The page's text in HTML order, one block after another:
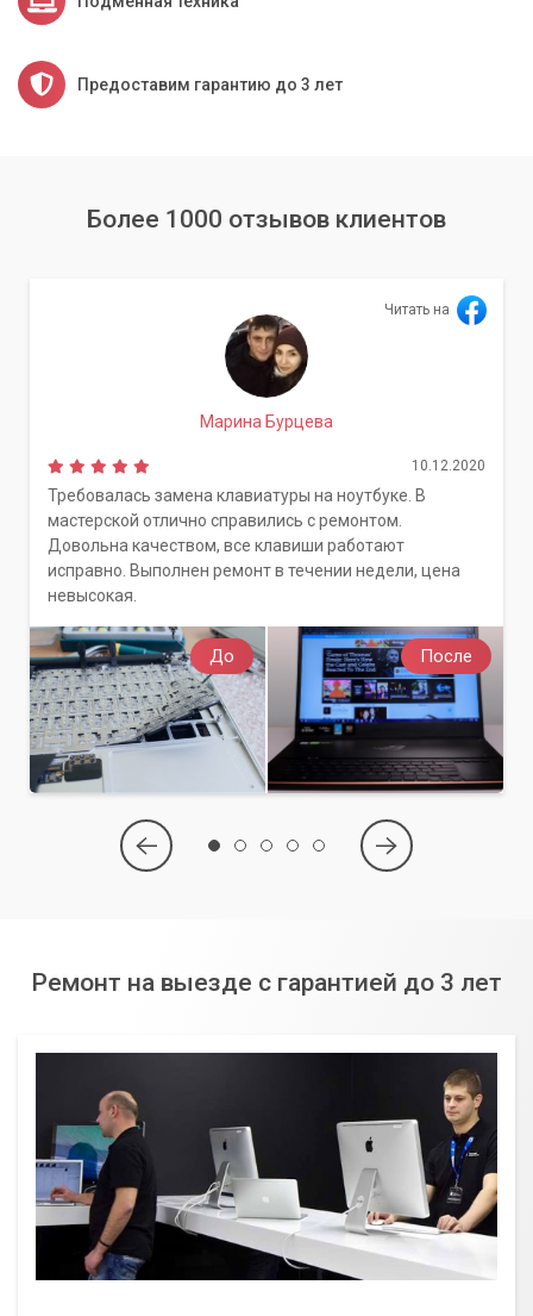
Предоставим гарантию до 3 лет
Более 1000 отзывов клиентов
До После
Читать на
Марина Бурцева
10.12.2020
Требовалась замена клавиатуры на ноутбуке. В
мастерской отлично справились с ремонтом.
Довольна качеством, все клавиши работают
исправно. Выполнен ремонт в течении недели, цена
невысокая.
Ремонт на выезде с гарантией до 3 лет